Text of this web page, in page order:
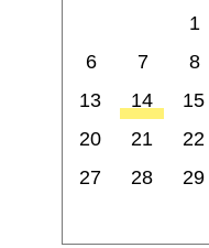
1
6
7 8
13
14 15
20
21 22
27
28 29